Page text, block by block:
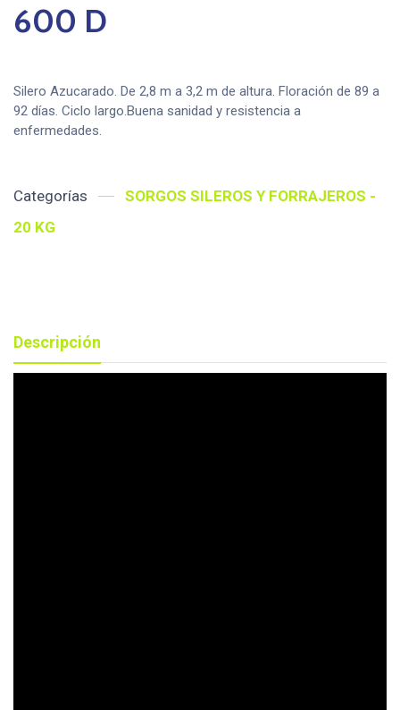
600 D
Silero Azucarado. De 2,8 m a 3,2 m de altura. Floración de 89 a
92 días. Ciclo largo.Buena sanidad y resistencia a
enfermedades.
Categorías
SORGOS SILEROS Y FORRAJEROS -
20 KG
Descripción